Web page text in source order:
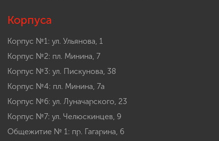
Корпуса
Корпус №1: ул. Ульянова, 1
Корпус №2: пл. Минина, 7
Корпус №3: ул. Пискунова, 38
Корпус №4: пл. Минина, 7а
Корпус №6: ул. Луначарского, 23
Корпус №7: ул. Челюскинцев, 9
Общежитие № 1: пр. Гагарина, 6